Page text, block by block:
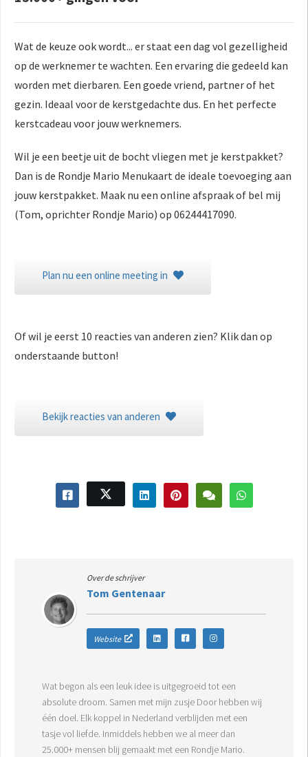
Wat de keuze ook wordt... er staat een dag vol gezelligheid
op de werknemer te wachten. Een ervaring die gedeeld kan
worden met dierbaren. Een goede vriend, partner of het
gezin. Ideaal voor de kerstgedachte dus. En het perfecte
kerstcadeau voor jouw werknemers.
Wil je een beetje uit de bocht vliegen met je kerstpakket?
Dan is de Rondje Mario Menukaart de ideale toevoeging aan
jouw kerstpakket. Maak nu een online afspraak of bel mij
(Tom, oprichter Rondje Mario) op 06244417090.
Plan nu een online meeting in
Of wil je eerst 10 reacties van anderen zien? Klik dan op
onderstaande button!
Bekijk reacties van anderen
Over de schrijver
Tom Gentenaar
Website
Wat begon als een leuk idee is uitgegroeid tot een
absolute droom. Samen met mijn zusje Door hebben wij
één doel. Elk koppel in Nederland verblijden met een
tasje vol liefde. Inmiddels hebben we al meer dan
25.000+ mensen blij gemaakt met een Rondje Mario.